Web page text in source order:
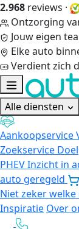
2.968 reviews ·
Ontzorging
Jouw eigen
Elke auto
Verdient zich
Alle diensten
Aankoopservice
Zoekservice
PHEVInzicht in
auto geregeld
Niet zeker
Inspiratie Over